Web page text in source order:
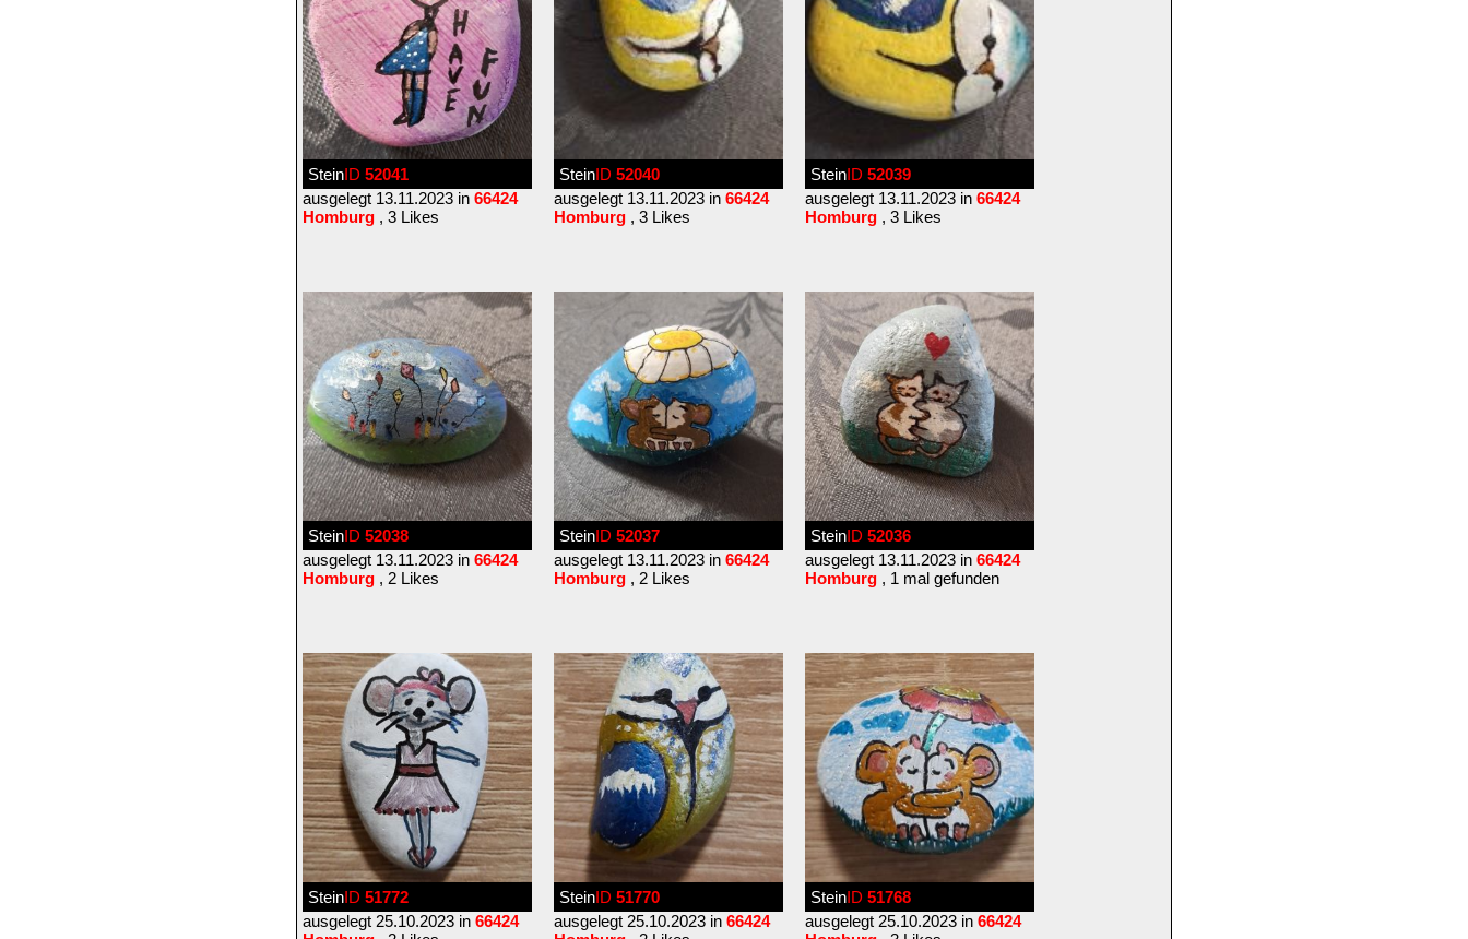
SteinID 52041
ausgelegt 13.11.2023 in 66424
Homburg , 3 Likes
SteinID 52040
ausgelegt 13.11.2023 in 66424
Homburg , 3 Likes
SteinID 52039
ausgelegt 13.11.2023 in 66424
Homburg , 3 Likes
SteinID 52038
ausgelegt 13.11.2023 in 66424
Homburg , 2 Likes
SteinID 52037
ausgelegt 13.11.2023 in 66424
Homburg , 2 Likes
SteinID 52036
ausgelegt 13.11.2023 in 66424
Homburg , 1 mal gefunden
SteinID 51772
ausgelegt 25.10.2023 in 66424
SteinID 51770
ausgelegt 25.10.2023 in 66424
SteinID 51768
ausgelegt 25.10.2023 in 66424